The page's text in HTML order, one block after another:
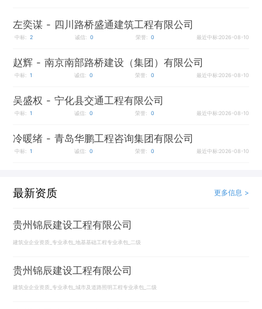
左奕谋 - 四川路桥盛通建筑工程有限公司
中标: 2 诚信: 0 荣誉: 0 最近中标:2026-08-10
赵辉 - 南京南部路桥建设（集团）有限公司
中标: 1 诚信: 0 荣誉: 0 最近中标:2026-08-10
吴盛权 - 宁化县交通工程有限公司
中标: 1 诚信: 0 荣誉: 0 最近中标:2026-08-10
冷暖绪 - 青岛华鹏工程咨询集团有限公司
中标: 1 诚信: 0 荣誉: 0 最近中标:2026-08-10
最新资质 更多信息 >
贵州锦辰建设工程有限公司
建筑业企业资质_专业承包_地基基础工程专业承包_二级
贵州锦辰建设工程有限公司
建筑业企业资质_专业承包_城市及道路照明工程专业承包_二级